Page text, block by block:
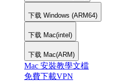
下载 Windows (ARM64)
下载 Mac(intel)
下载 Mac(ARM)
Mac 安裝教學文檔
免費下載VPN